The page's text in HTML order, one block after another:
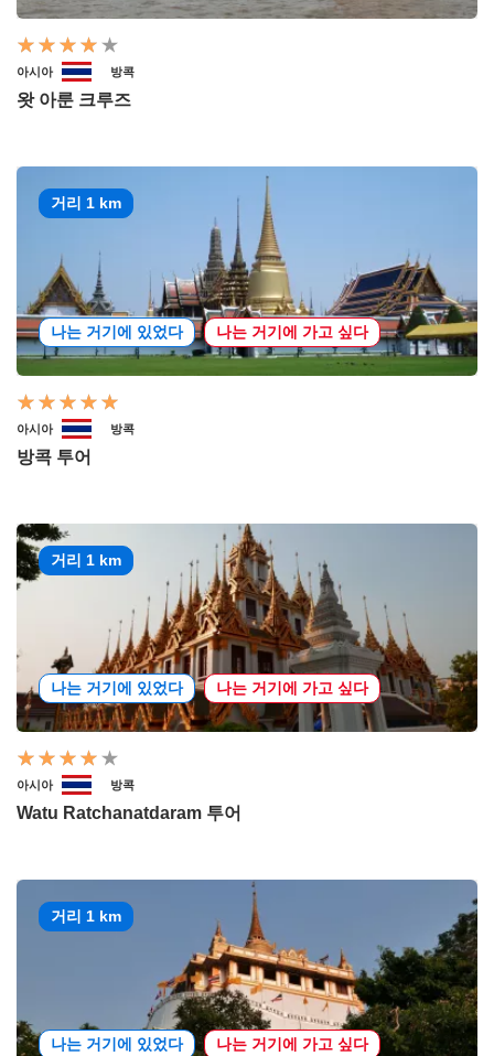
아시아 방콕
왓 아룬 크루즈
거리 1 km
나는 거기에 있었다 나는 거기에 가고 싶다
아시아 방콕
방콕 투어
거리 1 km
나는 거기에 있었다 나는 거기에 가고 싶다
아시아 방콕
Watu Ratchanatdaram 투어
거리 1 km
나는 거기에 있었다 나는 거기에 가고 싶다